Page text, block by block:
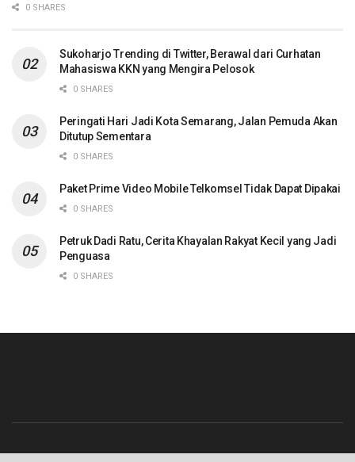
0 SHARES
Sukoharjo Trending di Twitter, Berawal dari Curhatan
Mahasiswa KKN yang Mengira Pelosok
0 SHARES
Peringati Hari Jadi Kota Semarang, Jalan Pemuda Akan
Ditutup Sementara
0 SHARES
Paket Prime Video Mobile Telkomsel Tidak Dapat Dipakai
0 SHARES
Petruk Dadi Ratu, Cerita Khayalan Rakyat Kecil yang Jadi
Penguasa
0 SHARES